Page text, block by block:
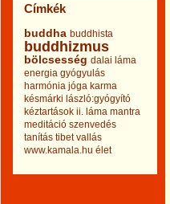
Címkék
buddha buddhista
buddhizmus
bölcsesség dalai láma
energia gyógyulás
harmónia jóga karma
késmárki lászló:gyógyító
kéztartások ii. láma mantra
meditáció szenvedés
tanítás tibet vallás
www.kamala.hu élet